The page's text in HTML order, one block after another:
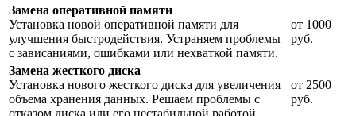
Замена оперативной памяти
Установка новой оперативной памяти для
улучшения быстродействия. Устраняем проблемы
с зависаниями, ошибками или нехваткой памяти.
от 1000
руб.
Замена жесткого диска
Установка нового жесткого диска для увеличения
объема хранения данных. Решаем проблемы с
отказом диска или его нестабильной работой.
от 2500
руб.